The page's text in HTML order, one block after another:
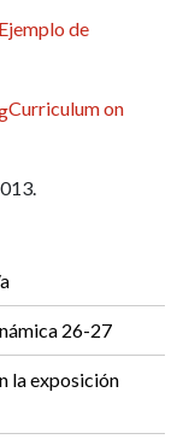
Ejemplo de
Curriculum on
26-27
la exposición